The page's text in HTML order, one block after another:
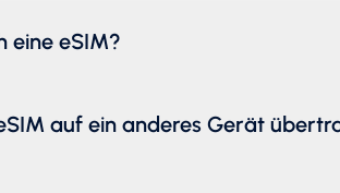
eine eSIM?
auf ein anderes Gerät